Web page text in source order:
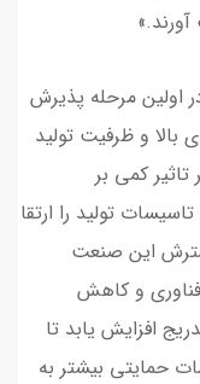
سهم ۰.۱ درصدی را در اولین مرحله پذیرش
و ظرفیت تولید
کمی بر
تولید را ارتقا
این صنعت
و کاهش
افزایش یابد تا
حمایتی بیشتر به